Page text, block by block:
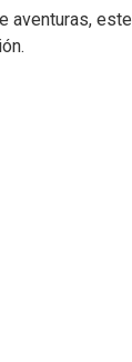
aventuras, este